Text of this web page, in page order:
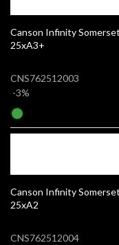
Canson Infinity Somerset
25xA3+
CNS762512003
-3%
Canson Infinity Somerset
25xA2
CNS762512004